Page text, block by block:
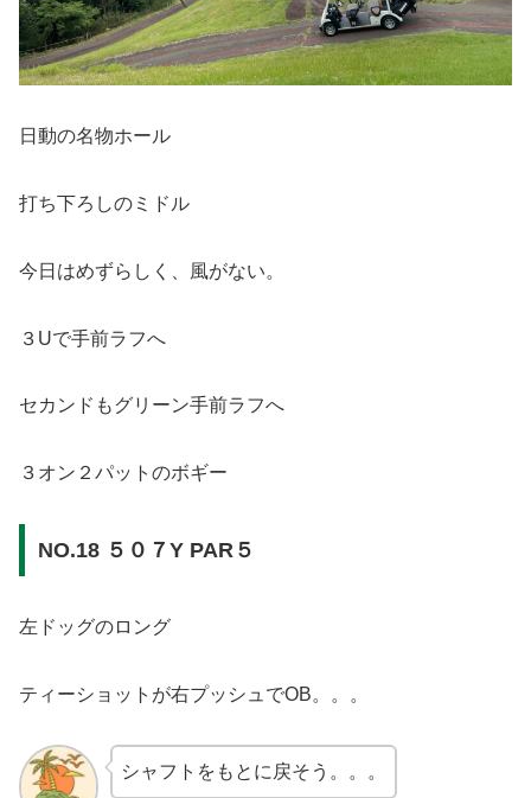
日動の名物ホール
打ち下ろしのミドル
今日はめずらしく、風がない。
３Uで手前ラフへ
セカンドもグリーン手前ラフへ
３オン２パットのボギー
NO.18 ５０７Y PAR５
左ドッグのロング
ティーショットが右プッシュでOB。。。
シャフトをもとに戻そう。。。